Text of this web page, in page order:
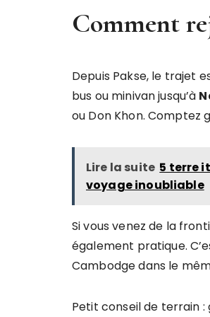
Comment
Depuis Pakse, le trajet
bus ou minivan jusqu’à
ou Don Khon. Comptez
Lire la suite 5 terre
voyage inoubliable
Si vous venez de la
également pratique.
Cambodge dans le
Petit conseil de terrain :